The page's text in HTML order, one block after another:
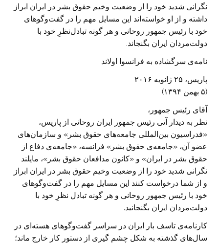
نگرانی شدید خود را از وضعیت وخیم حقوق بشر در ایران ابراز
داشته و از او خواسته‌اند این مسایل مهم را در گفت‌وگوهای
خود با رئیس جمهور روحانی و هر گونه تبادل‌نظرِ خود با
دولت‌مردان ایران بگنجاند.
نامه‌ی سرگشاده به فرانسوا اولاند
پاریس، ۲۵ ژانویه ۲۰۱۶
(۵ بهمن ۱۳۹۴)
آقای رئیس جمهور،
نظر به دیدار آتی رئیس جمهور ایران روحانی از پاریس،
«فدراسیون بین‌المللی جامعه‌های حقوق بشر» و سازمان‌های
عضو آن، «جامعه‌ی حقوق بشر» فرانسه، «جامعه‌ی دفاع از
حقوق بشر در ایران» و «کانون مدافعان حقوق بشر»، مایلند
نگرانی شدید خود را از وضعیت وخیم حقوق بشر در ایران ابراز
و از شما درخواست کنند این مسایل مهم را در گفت‌وگوهای
خود با رئیس جمهور روحانی و هر گونه تبادل نظرِ خود با
دولت‌مردان ایران بگنجانید.
کارنامه‌ی تاسف بار ایران در سراسر گفت‌وگوهای هسته‌ای در
سال‌های گذشته به شکل چشم گیری از دستور کار خارج ماند؛